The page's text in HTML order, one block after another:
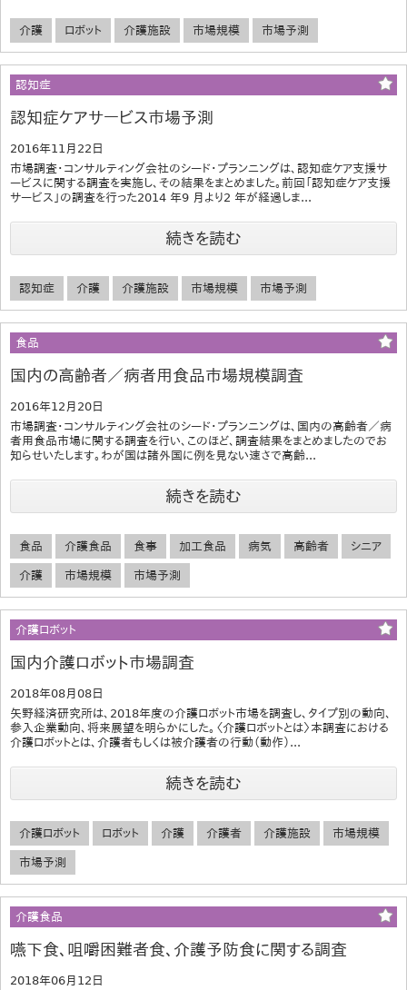
介護 ロボット 介護施設 市場規模 市場予測
認知症
認知症ケアサービス市場予測
2016年11月22日
市場調査・コンサルティング会社のシード・プランニングは、認知症ケア支援サ
ービスに関する調査を実施し、その結果をまとめました。前回「認知症ケア支援
サービス」の調査を行った2014 年9 月より2 年が経過しま...
続きを読む
認知症 介護 介護施設 市場規模 市場予測
食品
国内の高齢者／病者用食品市場規模調査
2016年12月20日
市場調査・コンサルティング会社のシード・プランニングは、国内の高齢者／病
者用食品市場に関する調査を行い、このほど、調査結果をまとめましたのでお
知らせいたします。わが国は諸外国に例を見ない速さで高齢...
続きを読む
食品 介護食品 食事 加工食品 病気 高齢者 シニア
介護 市場規模 市場予測
介護ロボット
国内介護ロボット市場調査
2018年08月08日
矢野経済研究所は、2018年度の介護ロボット市場を調査し、タイプ別の動向、
参入企業動向、将来展望を明らかにした。〈介護ロボットとは〉本調査における
介護ロボットとは、介護者もしくは被介護者の行動（動作）...
続きを読む
介護ロボット ロボット 介護 介護者 介護施設 市場規模
市場予測
介護食品
嚥下食、咀嚼困難者食、介護予防食に関する調査
2018年06月12日